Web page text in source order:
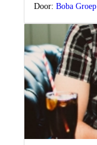
Door: Boba Groep